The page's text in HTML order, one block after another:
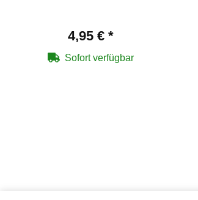
4,95 € *
Sofort verfügbar